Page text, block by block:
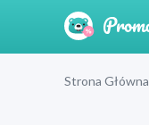
Strona Główna